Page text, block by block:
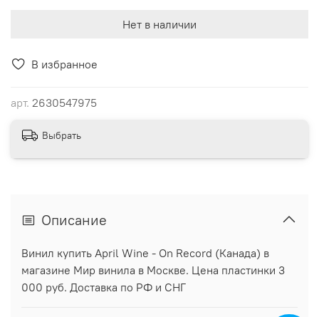
В избранное
арт. 2630547975
Нет в наличии
Выбрать
Описание
Винил купить April Wine - On Record (Канада) в
магазине Мир винила в Москве. Цена пластинки 3
000 руб. Доставка по РФ и СНГ